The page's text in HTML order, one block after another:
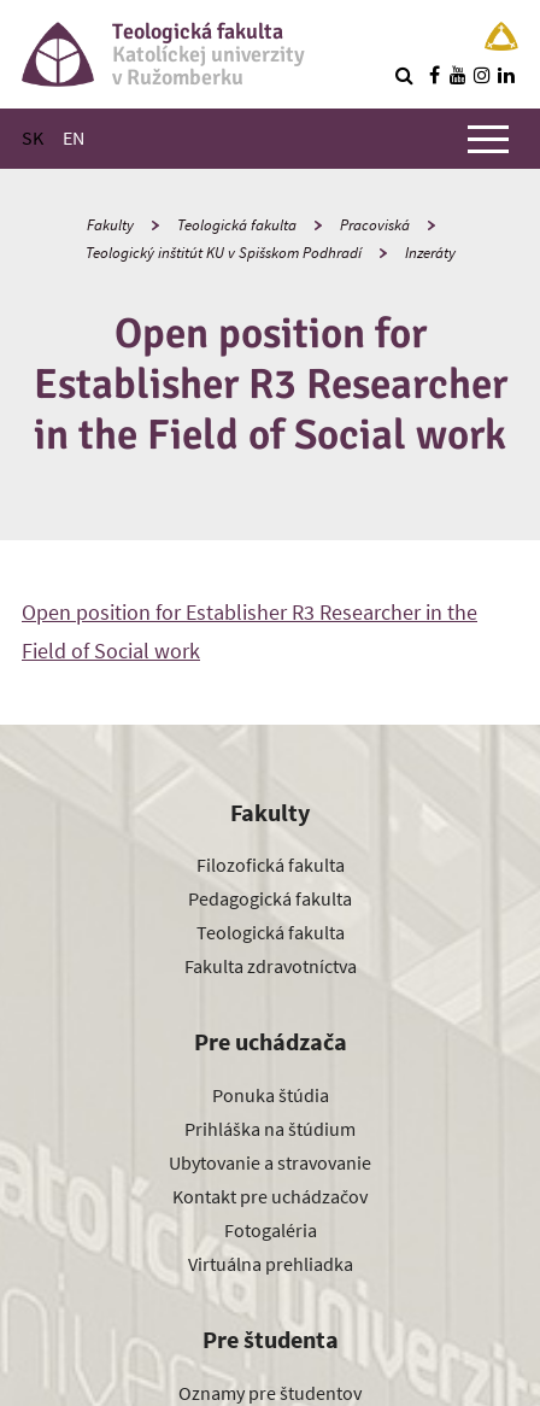
Teologická fakulta
Katolíckej univerzity
v Ružomberku
SK EN
Hlavné menu
Fakulty Teologická fakulta
Pracoviská
Teologický inštitút KU v Spišskom Podhradí
Inzeráty
Open position for
Establisher R3 Researcher
in the Field of Social work
Open position for Establisher R3 Researcher in the
Field of Social work
Fakulty
Filozofická fakulta
Pedagogická fakulta
Teologická fakulta
Fakulta zdravotníctva
Pre uchádzača
Ponuka štúdia
Prihláška na štúdium
Ubytovanie a stravovanie
Kontakt pre uchádzačov
Fotogaléria
Virtuálna prehliadka
Pre študenta
Oznamy pre študentov